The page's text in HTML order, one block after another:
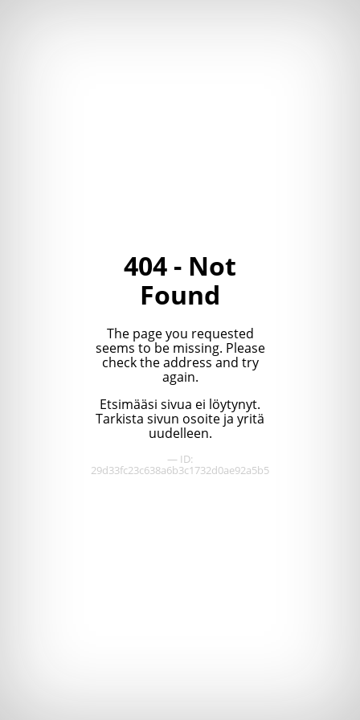
404 - Not
Found
The page you requested
seems to be missing. Please
check the address and try
again.
Etsimääsi sivua ei löytynyt.
Tarkista sivun osoite ja yritä
uudelleen.
— ID:
29d33fc23c638a6b3c1732d0ae92a5b5